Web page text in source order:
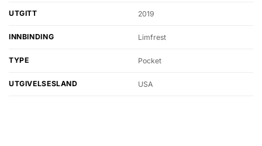
UTGITT 2019
INNBINDING Limfrest
TYPE Pocket
UTGIVELSESLAND USA